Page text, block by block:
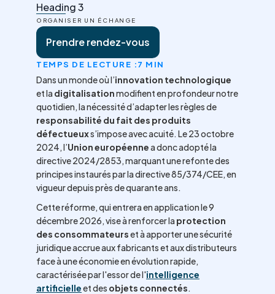
Heading 3
ORGANISER UN ÉCHANGE
Prendre rendez-vous
TEMPS DE LECTURE :7 MIN
Dans un monde où l’innovation technologique
et la digitalisationmodifient en profondeur notre
quotidien, la nécessité d’adapter les règles de
responsabilité du fait des produits
défectueuxs’impose avec acuité. Le 23 octobre
2024, l’Union européennea donc adopté la
directive 2024/2853, marquant une refonte des
principes instaurés par la directive 85/374/CEE, en
vigueur depuis près de quarante ans.
Cette réforme, qui entrera en application le 9
décembre 2026, vise à renforcer la protection
des consommateurset à apporter une sécurité
juridique accrue aux fabricants et aux distributeurs
face à une économie en évolution rapide,
caractérisée par l'essor de l'intelligence
artificielleet des objets connectés.